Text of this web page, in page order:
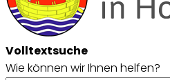
Volltextsuche
Wie können wir Ihnen helfen?